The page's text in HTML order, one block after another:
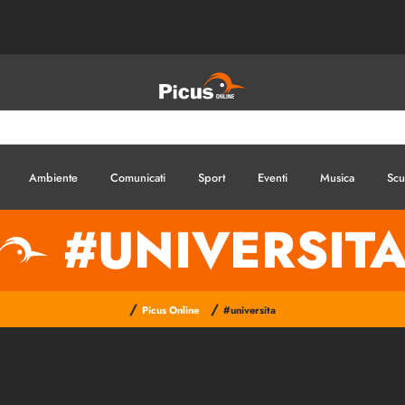
Ambiente Comunicati Sport Eventi Musica
/ Picus Online / #universita